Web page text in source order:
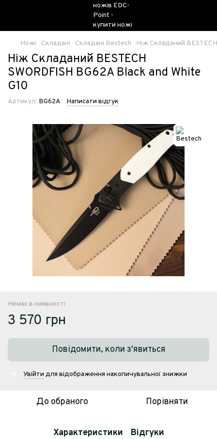
Ножі Складані Складані Bestech Ніж Складаний
Ніж Складаний BESTECH
SWORDFISH BG62A Black and White
G10
Артикул: BG62A Написати відгук
Немає в наявності
3 570 грн
Повідомити, коли з'явиться
Увійти для відображення накопичувальної знижки
До обраного Порівняти
Характеристики Відгуки